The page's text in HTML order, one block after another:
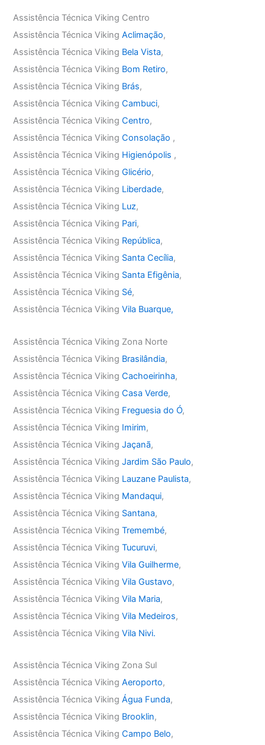
Assistência Técnica Viking Centro
Assistência Técnica VikingAclimação,
Assistência Técnica Viking Bela Vista,
Assistência Técnica Viking Bom Retiro,
Assistência Técnica Viking Brás,
Assistência Técnica VikingCambuci,
Assistência Técnica VikingCentro,
Assistência Técnica VikingConsolação ,
Assistência Técnica Viking Higienópolis ,
Assistência Técnica VikingGlicério,
Assistência Técnica Viking Liberdade,
Assistência Técnica Viking Luz,
Assistência Técnica Viking Pari,
Assistência Técnica Viking República,
Assistência Técnica Viking Santa Cecília,
Assistência Técnica Viking Santa Efigênia,
Assistência Técnica Viking Sé,
Assistência Técnica VikingVila Buarque,
Assistência Técnica Viking Zona Norte
Assistência Técnica Viking Brasilândia,
Assistência Técnica VikingCachoeirinha,
Assistência Técnica VikingCasa Verde,
Assistência Técnica Viking Freguesia do Ó,
Assistência Técnica Viking Imirim,
Assistência Técnica VikingJaçanã,
Assistência Técnica VikingJardim São Paulo,
Assistência Técnica Viking Lauzane Paulista,
Assistência Técnica Viking Mandaqui,
Assistência Técnica Viking Santana,
Assistência Técnica VikingTremembé,
Assistência Técnica VikingTucuruvi,
Assistência Técnica VikingVila Guilherme,
Assistência Técnica VikingVila Gustavo,
Assistência Técnica VikingVila Maria,
Assistência Técnica VikingVila Medeiros,
Assistência Técnica VikingVila Nivi.
Assistência Técnica Viking Zona Sul
Assistência Técnica VikingAeroporto,
Assistência Técnica VikingÁgua Funda,
Assistência Técnica Viking Brooklin,
Assistência Técnica VikingCampo Belo,